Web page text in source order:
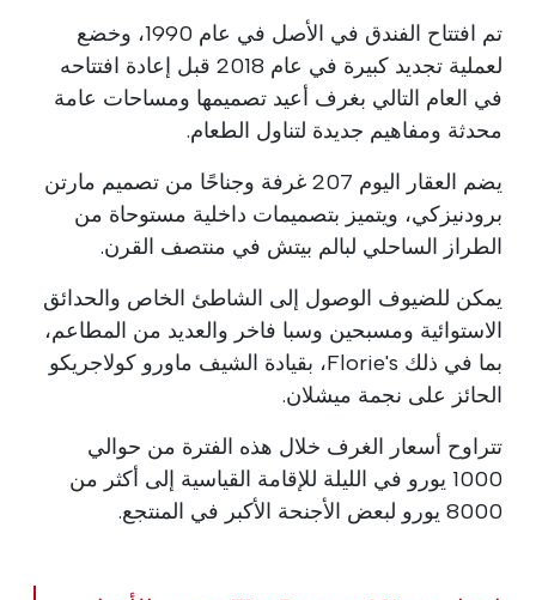
تم افتتاح الفندق في الأصل في عام 1990، وخضع
لعملية تجديد كبيرة في عام 2018 قبل إعادة افتتاحه
في العام التالي بغرف أعيد تصميمها ومساحات عامة
محدثة ومفاهيم جديدة لتناول الطعام.
يضم العقار اليوم 207 غرفة وجناحًا من تصميم مارتن
برودنيزكي، ويتميز بتصميمات داخلية مستوحاة من
الطراز الساحلي لبالم بيتش في منتصف القرن.
يمكن للضيوف الوصول إلى الشاطئ الخاص والحدائق
الاستوائية ومسبحين وسبا فاخر والعديد من المطاعم،
بما في ذلك Florie's، بقيادة الشيف ماورو كولاجريكو
الحائز على نجمة ميشلان.
تتراوح أسعار الغرف خلال هذه الفترة من حوالي
1000 يورو في الليلة للإقامة القياسية إلى أكثر من
8000 يورو لبعض الأجنحة الأكبر في المنتجع.